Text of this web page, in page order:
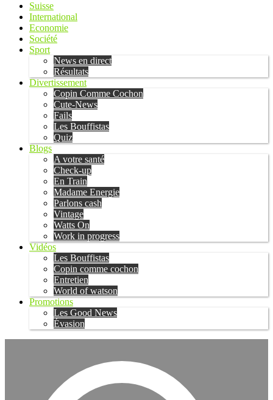
Suisse
International
Economie
Société
Sport
News en direct
Résultats
Divertissement
Copin Comme Cochon
Cute-News
Fails
Les Bouffistas
Quiz
Blogs
A votre santé
Check-up
En Train
Madame Energie
Parlons cash
Vintage
Watts On
Work in progress
Vidéos
Les Bouffistas
Copin comme cochon
Entretien
World of watson
Promotions
Les Good News
Évasion